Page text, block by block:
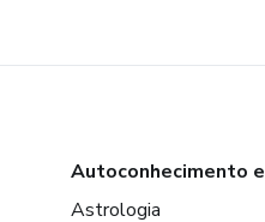
Autoconhecimento
Astrologia